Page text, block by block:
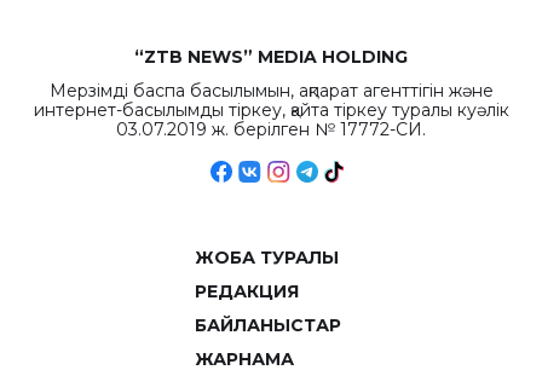
“ZTB NEWS” MEDIA HOLDING
Мерзімді баспа басылымын, ақпарат агенттігін және
интернет-басылымды тіркеу, қайта тіркеу туралы куәлік
03.07.2019 ж. берілген № 17772-СИ.
ЖОБА ТУРАЛЫ
РЕДАКЦИЯ
БАЙЛАНЫСТАР
ЖАРНАМА